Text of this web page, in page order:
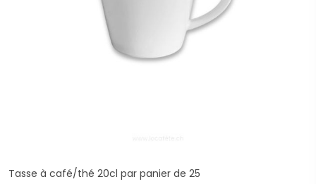
Tasse à café/thé 20cl par panier de 25